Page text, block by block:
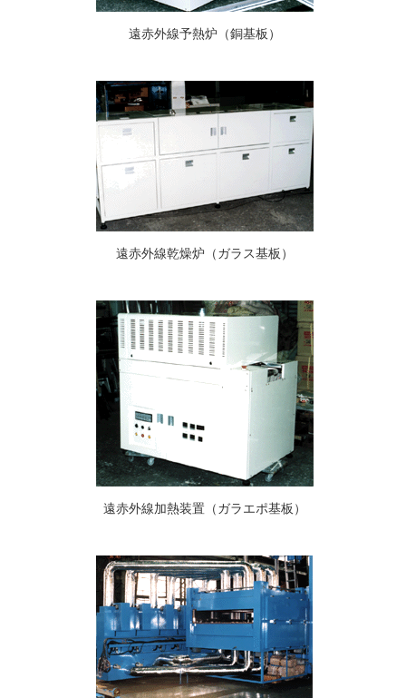
遠赤外線予熱炉（銅基板）
遠赤外線乾燥炉（ガラス基板）
遠赤外線加熱装置（ガラエポ基板）